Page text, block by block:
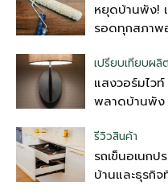
หยุดบ้านพัง!
รอดทุกสภาพ
เปรียบเทียบผ
แสงวอร์มไว
พลาดบ้านพัง
รีวิวสินค้า
รถเข็นอเนก
บ้านและธุรกิ